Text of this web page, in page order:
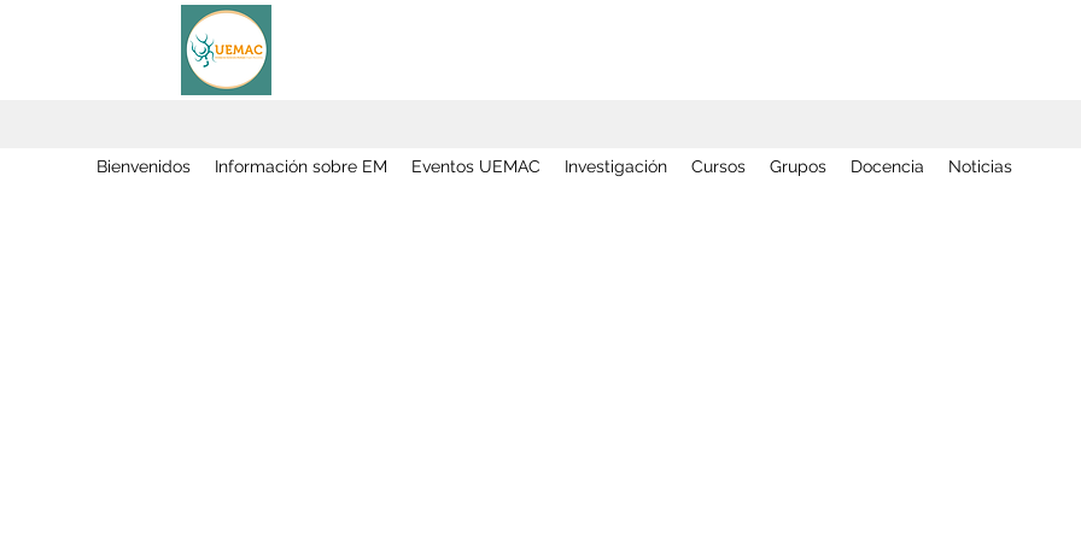
Bienvenidos Información sobre EM Eventos UEMAC Investigación Cursos Grupos Docencia Noticias